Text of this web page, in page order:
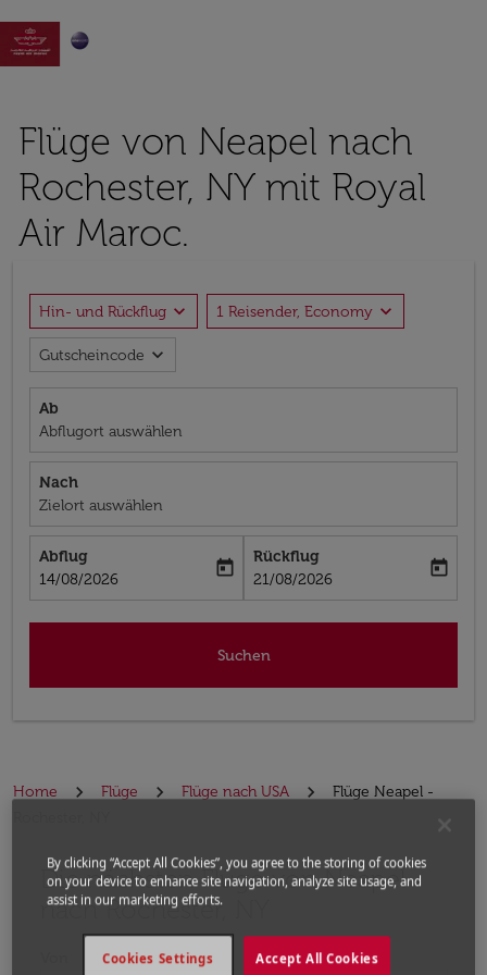

Flüge von Neapel nach
Rochester, NY mit Royal
Air Maroc.
Hin- und Rückflug expand_more 1 Reisender, Economy expand_more
Gutscheincode expand_more
Ab
Abflugort auswählen
Nach
Zielort auswählen
Abflug
fc-booking-departure-date-aria-label
14/08/2026
today
Rückflug
fc-booking-return-date-aria-label
21/08/2026
today
Suchen
Home Flüge Flüge nach USA
Flüge Neapel -
Die nächsten Flüge von Neapel
nach Rochester, NY
Bitte ändern Sie Ihre gewünschte Route (Abflugort
By clicking “Accept All Cookies”, you agree to the storing of cookies
on your device to enhance site navigation, analyze site usage, and
assist in our marketing efforts.
Accept All Cookies
Cookies Settings